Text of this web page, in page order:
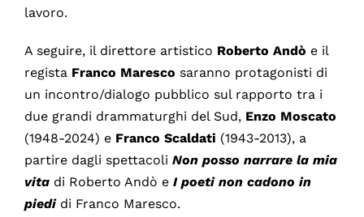
lavoro.
A seguire, il direttore artistico Roberto Andò e il
registaFranco Maresco saranno protagonisti di
un incontro/dialogo pubblico sul rapporto tra i
due grandi drammaturghi del Sud, Enzo Moscato
(1948-2024) e Franco Scaldati (1943-2013), a
partire dagli spettacoli Non posso narrare la mia
vitadi Roberto Andò e I poeti non cadono in
piedidi Franco Maresco.